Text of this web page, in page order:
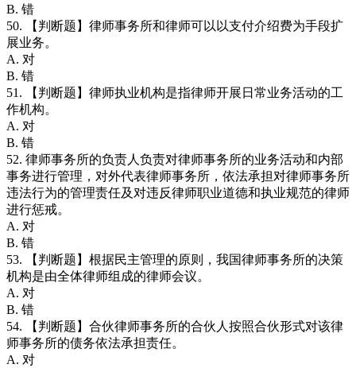
B. 错
50. 【判断题】律师事务所和律师可以以支付介绍费为手段扩
展业务。
A. 对
B. 错
51. 【判断题】律师执业机构是指律师开展日常业务活动的工
作机构。
A. 对
B. 错
52. 律师事务所的负责人负责对律师事务所的业务活动和内部
事务进行管理，对外代表律师事务所，依法承担对律师事务所
违法行为的管理责任及对违反律师职业道德和执业规范的律师
进行惩戒。
A. 对
B. 错
53. 【判断题】根据民主管理的原则，我国律师事务所的决策
机构是由全体律师组成的律师会议。
A. 对
B. 错
54. 【判断题】合伙律师事务所的合伙人按照合伙形式对该律
师事务所的债务依法承担责任。
A. 对